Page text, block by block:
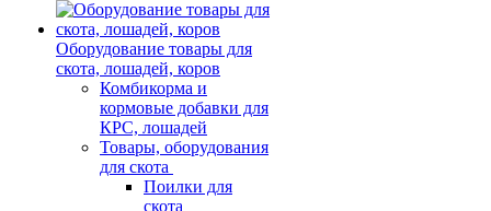
Оборудование товары для
скота, лошадей, коров
Комбикорма и
кормовые добавки для
КРС, лошадей
Товары, оборудования
для скота
Поилки для
скота